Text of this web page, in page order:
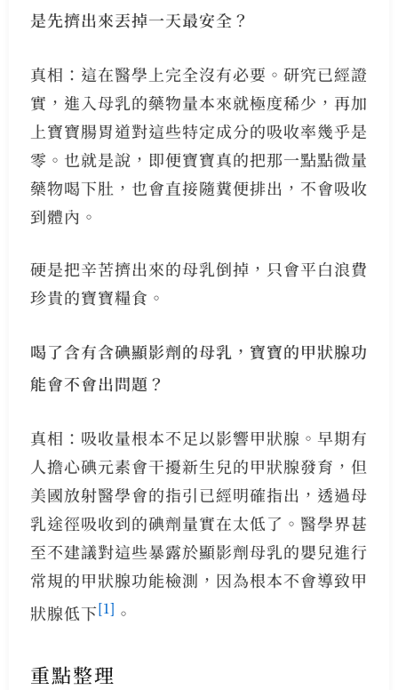
是先擠出來丟掉一天最安全？
真相：這在醫學上完全沒有必要。研究已經證
實，進入母乳的藥物量本來就極度稀少，再加
上寶寶腸胃道對這些特定成分的吸收率幾乎是
零。也就是說，即便寶寶真的把那一點點微量
藥物喝下肚，也會直接隨糞便排出，不會吸收
到體內。
硬是把辛苦擠出來的母乳倒掉，只會平白浪費
珍貴的寶寶糧食。
喝了含有含碘顯影劑的母乳，寶寶的甲狀腺功
能會不會出問題？
真相：吸收量根本不足以影響甲狀腺。早期有
人擔心碘元素會干擾新生兒的甲狀腺發育，但
美國放射醫學會的指引已經明確指出，透過母
乳途徑吸收到的碘劑量實在太低了。醫學界甚
至不建議對這些暴露於顯影劑母乳的嬰兒進行
常規的甲狀腺功能檢測，因為根本不會導致甲
狀腺低下[1] 。
重點整理